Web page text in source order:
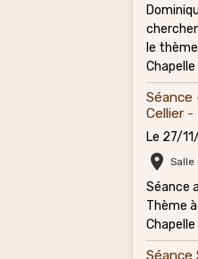
le
Séance
Cellier -
Le 27/
Salle
Séance
Thème
Séance